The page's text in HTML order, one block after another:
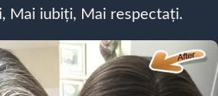
Mai iubiți, Mai respectați.